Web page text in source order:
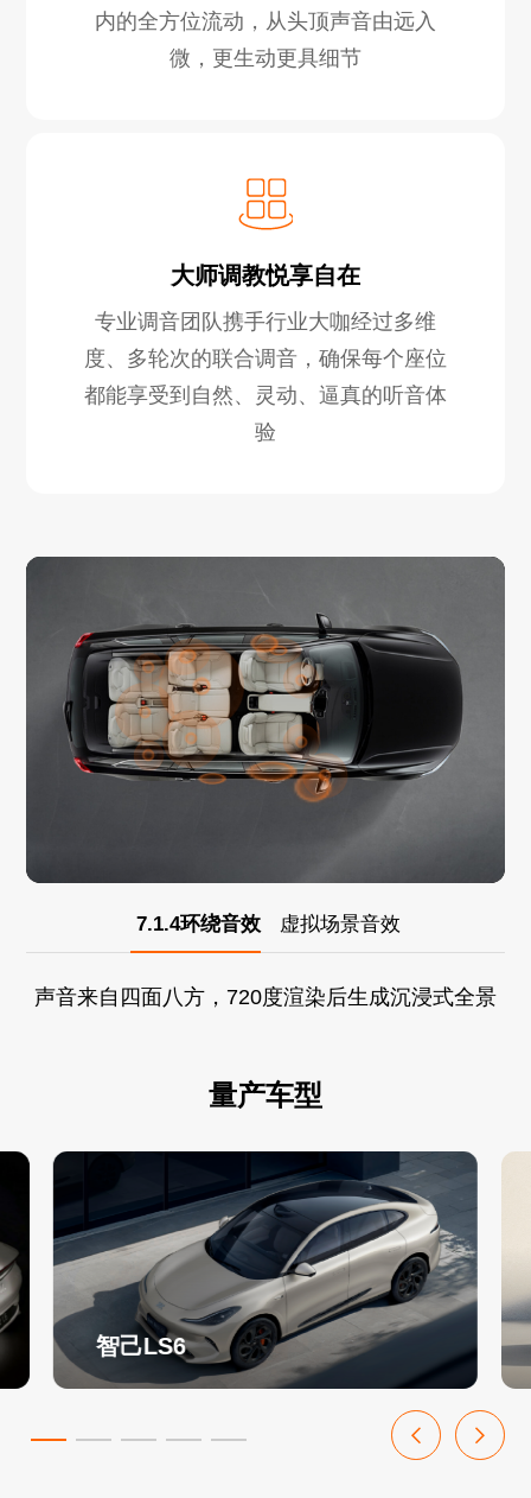
内的全方位流动，从头顶声音由远入
微，更生动更具细节
大师调教悦享自在
专业调音团队携手行业大咖经过多维
度、多轮次的联合调音，确保每个座位
都能享受到自然、灵动、逼真的听音体
验
7.1.4环绕音效 虚拟场景音效
声音来自四面八方，720度渲染后生成沉浸式全景
量产车型
智己LS6